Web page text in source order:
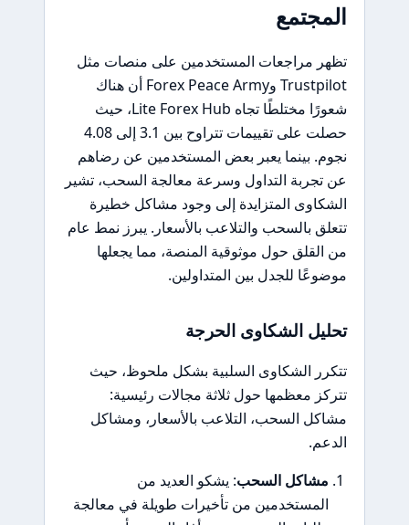
المجتمع
تظهر مراجعات المستخدمين على منصات مثل
Trustpilot وForex Peace Army أن هناك
شعورًا مختلطًا تجاه Lite Forex Hub، حيث
حصلت على تقييمات تتراوح بين 3.1 إلى 4.08
نجوم. بينما يعبر بعض المستخدمين عن رضاهم
عن تجربة التداول وسرعة معالجة السحب، تشير
الشكاوى المتزايدة إلى وجود مشاكل خطيرة
تتعلق بالسحب والتلاعب بالأسعار. يبرز نمط عام
من القلق حول موثوقية المنصة، مما يجعلها
موضوعًا للجدل بين المتداولين.
تحليل الشكاوى الحرجة
تتكرر الشكاوى السلبية بشكل ملحوظ، حيث
تتركز معظمها حول ثلاثة مجالات رئيسية:
مشاكل السحب، التلاعب بالأسعار، ومشاكل
الدعم.
مشاكل السحب: يشكو العديد من
المستخدمين من تأخيرات طويلة في معالجة